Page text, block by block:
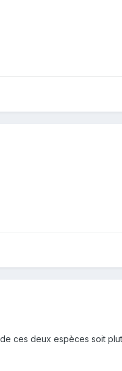
ces deux espèces soit